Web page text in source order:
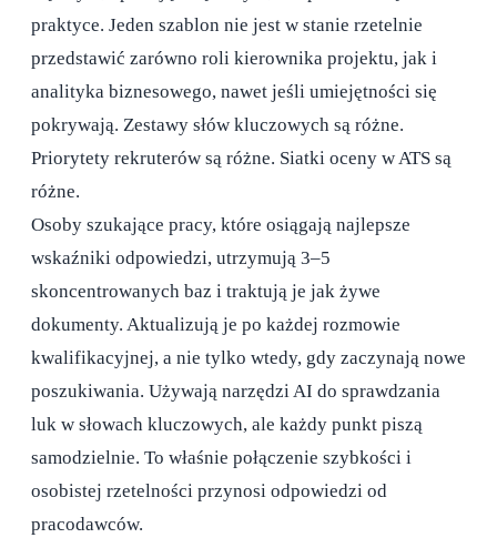
praktyce. Jeden szablon nie jest w stanie rzetelnie
przedstawić zarówno roli kierownika projektu, jak i
analityka biznesowego, nawet jeśli umiejętności się
pokrywają. Zestawy słów kluczowych są różne.
Priorytety rekruterów są różne. Siatki oceny w ATS są
różne.
Osoby szukające pracy, które osiągają najlepsze
wskaźniki odpowiedzi, utrzymują 3–5
skoncentrowanych baz i traktują je jak żywe
dokumenty. Aktualizują je po każdej rozmowie
kwalifikacyjnej, a nie tylko wtedy, gdy zaczynają nowe
poszukiwania. Używają narzędzi AI do sprawdzania
luk w słowach kluczowych, ale każdy punkt piszą
samodzielnie. To właśnie połączenie szybkości i
osobistej rzetelności przynosi odpowiedzi od
pracodawców.